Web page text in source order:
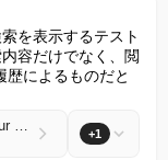
を表示するテスト
容だけでなく、閲
によるものだと
Google Related Searches Based On Your Browsing +1